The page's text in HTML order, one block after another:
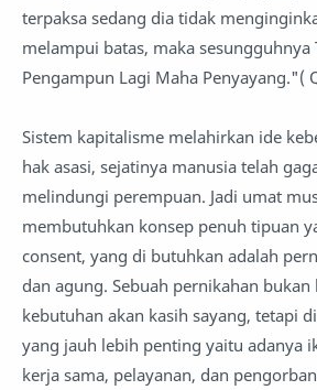
terpaksa sedang dia tidak
melampui batas, maka sesungguhnya
Pengampun Lagi Maha Penyayang."(
Sistem kapitalisme melahirkan ide
hak asasi, sejatinya manusia telah
melindungi perempuan. Jadi umat
membutuhkan konsep penuh tipuan
consent, yang di butuhkan adalah
dan agung. Sebuah pernikahan
kebutuhan akan kasih sayang, tetapi
yang jauh lebih penting yaitu adanya
kerja sama, pelayanan, dan